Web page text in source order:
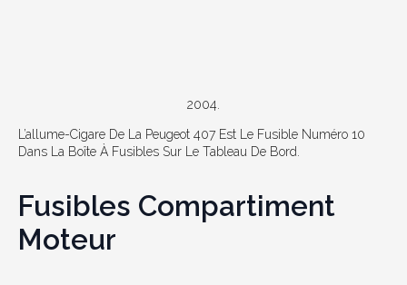
2004.
L’allume-Cigare De La Peugeot 407 Est Le Fusible Numéro 10
Dans La Boîte À Fusibles Sur Le Tableau De Bord.
Fusibles Compartiment
Moteur